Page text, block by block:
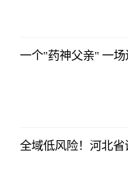
一个"药神父亲" 一
全域低风险！河北